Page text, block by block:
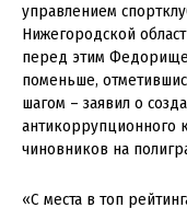
управлением
Нижегородской
перед этим
поменьше,
шагом – заявил о
антикоррупционного
чиновников на
«С места в топ